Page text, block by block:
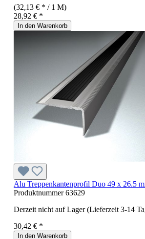
(32,13 € * / 1 M)
28,92 € *
In den Warenkorb
Alu Treppenkantenprofil Duo 49 x 26.5
Produktnummer63629
Derzeit nicht auf Lager (Lieferzeit 3-14
30,42 € *
In den Warenkorb